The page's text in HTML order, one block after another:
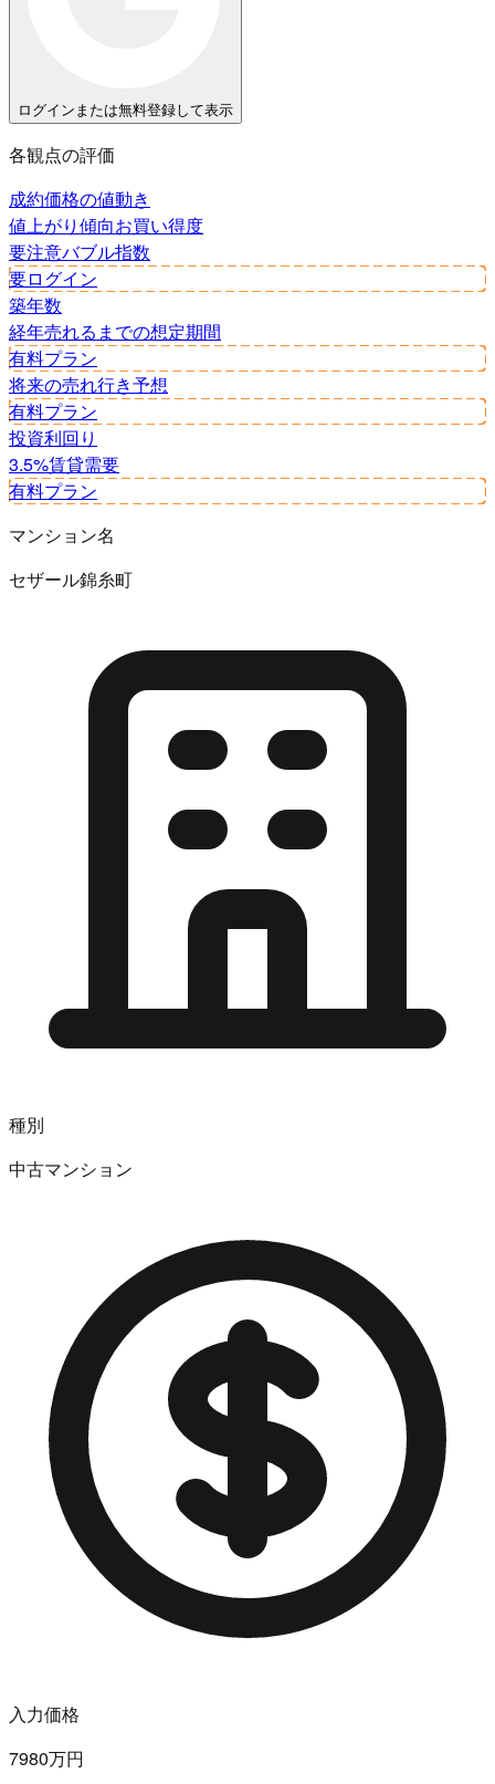
ログインまたは無料登録して表示
各観点の評価
成約価格の値動き
値上がり傾向お買い得度
要注意バブル指数
要ログイン
築年数
経年売れるまでの想定期間
有料プラン
将来の売れ行き予想
有料プラン
投資利回り
3.5%賃貸需要
有料プラン
マンション名
セザール錦糸町
種別
中古マンション
入力価格
7980万円